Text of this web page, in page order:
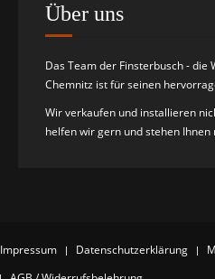
Über uns
Das Team der Finsterbusch - die
Chemnitz ist für seinen
Wir verkaufen und installieren
helfen wir gern und stehen Ihnen
Impressum Datenschutzerklärung